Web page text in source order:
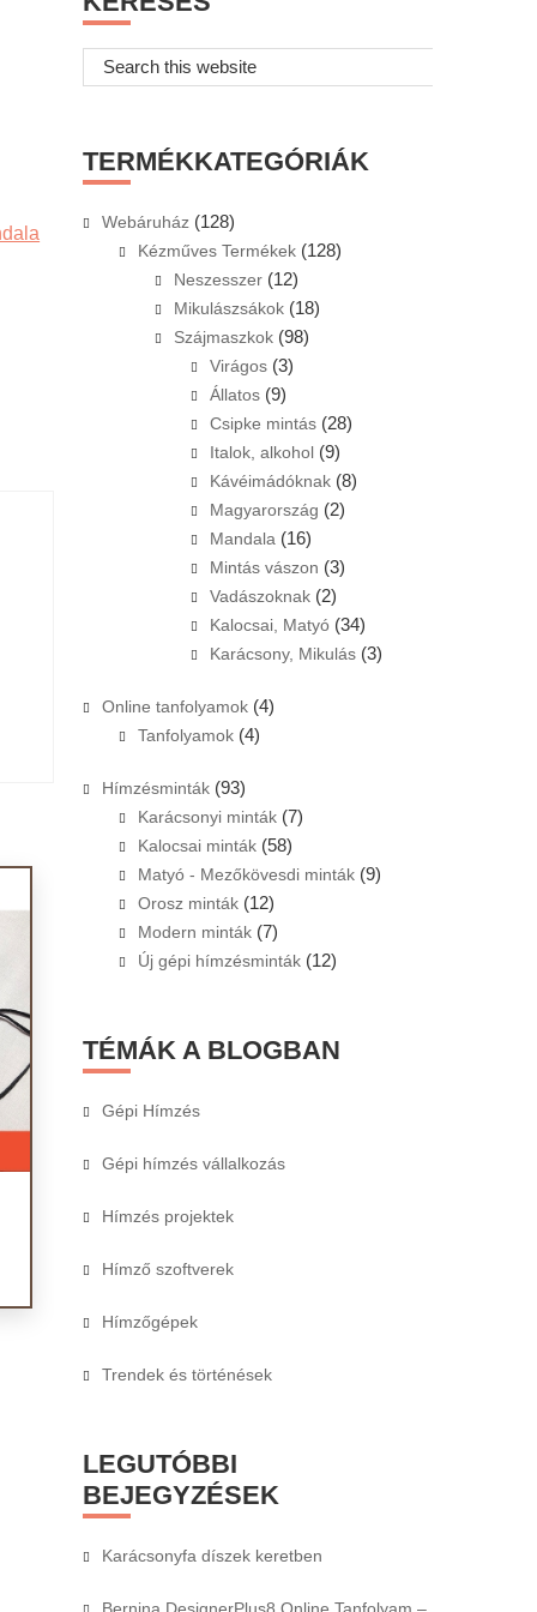
Search
this
TERMÉKKATEGÓRIÁK
Webáruház (128)
Kézműves Termékek (128)
Neszesszer (12)
Mikulászsákok (18)
Szájmaszkok (98)
Virágos (3)
Állatos (9)
Csipke mintás (28)
Italok, alkohol (9)
Kávéimádóknak (8)
Magyarország (2)
Mandala (16)
Mintás vászon (3)
Vadászoknak (2)
Kalocsai, Matyó (34)
Karácsony, Mikulás (3)
Online tanfolyamok (4)
Tanfolyamok (4)
Hímzésminták (93)
Karácsonyi minták (7)
Kalocsai minták (58)
Matyó - Mezőkövesdi minták (9)
Orosz minták (12)
Modern minták (7)
Új gépi hímzésminták (12)
TÉMÁK A BLOGBAN
Gépi Hímzés
Gépi hímzés vállalkozás
Hímzés projektek
Hímző szoftverek
Hímzőgépek
Trendek és történések
LEGUTÓBBI
BEJEGYZÉSEK
Karácsonyfa díszek keretben